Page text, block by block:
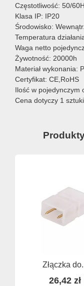
Częstotliwość: 50/
Klasa IP: IP20
Środowisko:
Temperatura
Waga netto
Żywotność: 20000h
Materiał wykonania:
Certyfikat: CE,RoHS
Ilość w pojedynczym
Cena dotyczy 1
Złączka
26,42 zł